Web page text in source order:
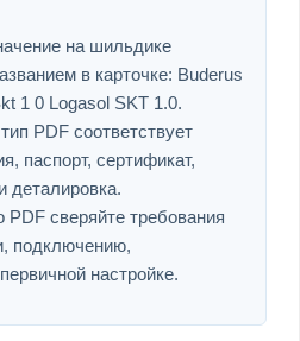
на шильдике
в карточке: Buderus
1 0 Logasol SKT 1.0.
PDF соответствует
паспорт, сертификат,
деталировка.
PDF сверяйте требования
подключению,
настройке.